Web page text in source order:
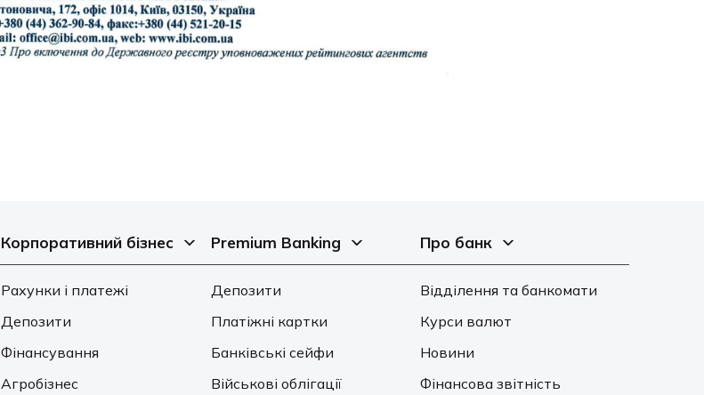
Корпоративний бізнес
Рахунки і платежі
Депозити
Фінансування
Агробізнес
Premium Banking
Депозити
Платіжні картки
Банківські сейфи
Військові облігації
Про банк
Відділення та банкомати
Курси валют
Новини
Фінансова звітність